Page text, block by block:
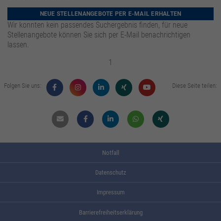
NEUE STELLENANGEBOTE PER E-MAIL ERHALTEN
Wir konnten kein passendes Suchergebnis finden, für neue
Stellenangebote können Sie sich per E-Mail benachrichtigen
lassen.
1
Folgen Sie uns: Diese Seite teilen:
Mail FacebookLinkdin WhatsappXing
Notfall
Datenschutz
Impressum
Barrierefreiheitserklärung
Zweck Speichert die Kontrasteinstellung der Webseite.
zusätzliche Informationen anzubieten.